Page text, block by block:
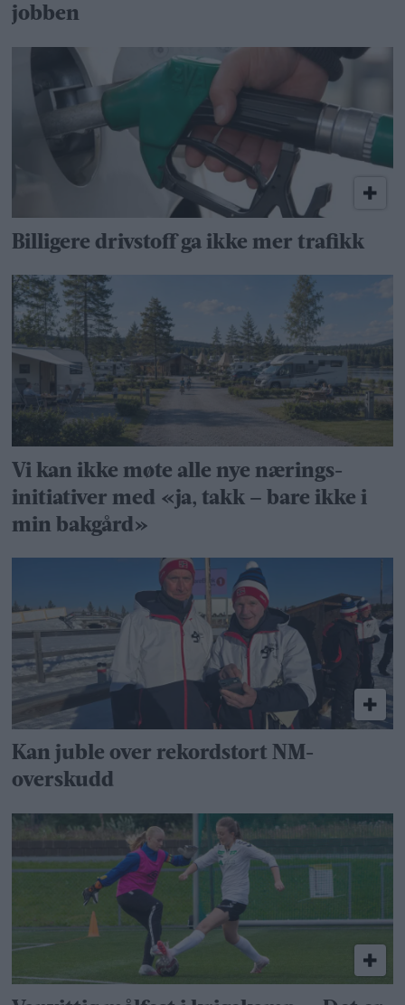
jobben
Billigere drivstoff ga ikke mer trafikk
Vi kan ikke møte alle nye nærings­
initiativer med «ja, takk – bare ikke i
min bakgård»
Kan juble over rekordstort NM-
overskudd